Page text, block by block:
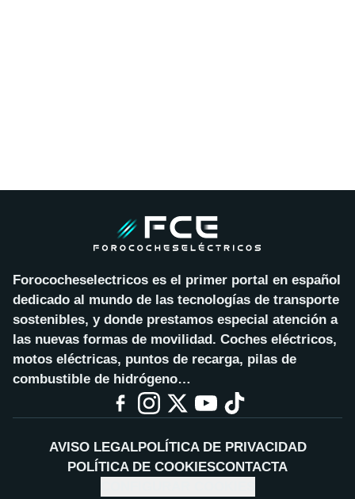
Forococheselectricos es el primer portal en español
dedicado al mundo de las tecnologías de transporte
sostenibles, y donde prestamos especial atención a
las nuevas formas de movilidad. Coches eléctricos,
motos eléctricas, puntos de recarga, pilas de
combustible de hidrógeno…
AVISO LEGALPOLÍTICA DE PRIVACIDAD
POLÍTICA DE COOKIESCONTACTA